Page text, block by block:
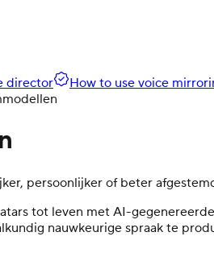
director
How to use voice
persoonlijker of beter
tot leven met AI-
nauwkeurige spraak te